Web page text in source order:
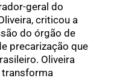
geral do
criticou a
do órgão de
precarização que
Oliveira
transforma